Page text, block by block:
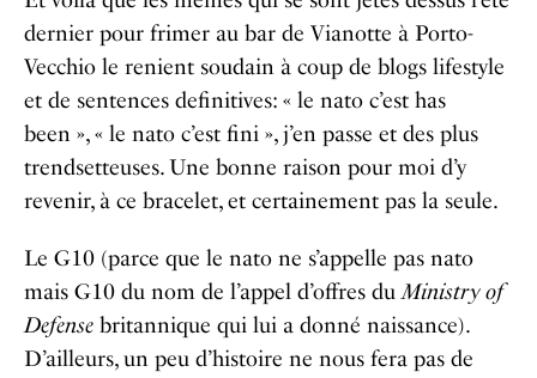
dernier pour frimer au bar de Vianotte à Porto-
Vecchio le renient soudain à coup de blogs lifestyle
et de sentences definitives: « le nato c’est has
been », « le nato c’est fini », j’en passe et des plus
trendsetteuses. Une bonne raison pour moi d’y
revenir, à ce bracelet, et certainement pas la seule.
Le G10 (parce que le nato ne s’appelle pas nato
mais G10 du nom de l’appel d’offres duMinistry of
Defense britannique qui lui a donné naissance).
D’ailleurs, un peu d’histoire ne nous fera pas de